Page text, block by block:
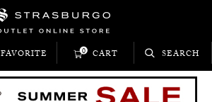
FAVORITE CART
0 SEARCH